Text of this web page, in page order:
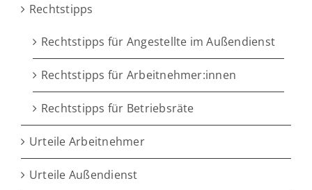
Rechtstipps
Rechtstipps für Angestellte im Außendienst
Rechtstipps für Arbeitnehmer:innen
Rechtstipps für Betriebsräte
Urteile Arbeitnehmer
Urteile Außendienst